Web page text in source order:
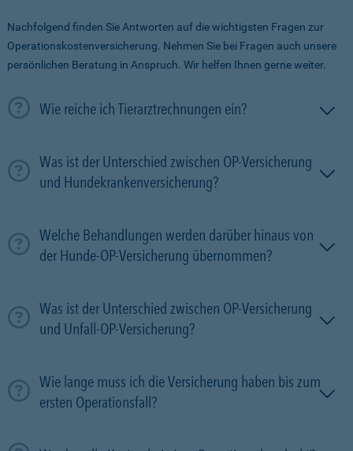
Nachfolgend finden Sie Antworten auf die wichtigsten Fragen zur
Operationskostenversicherung. Nehmen Sie bei Fragen auch unsere
persönlichen Beratung in Anspruch. Wir helfen Ihnen gerne weiter.
Wie reiche ich Tierarztrechnungen ein?
Was ist der Unterschied zwischen OP-Versicherung
und Hundekrankenversicherung?
Welche Behandlungen werden darüber hinaus von
der Hunde-OP-Versicherung übernommen?
Was ist der Unterschied zwischen OP-Versicherung
und Unfall-OP-Versicherung?
Wie lange muss ich die Versicherung haben bis zum
ersten Operationsfall?